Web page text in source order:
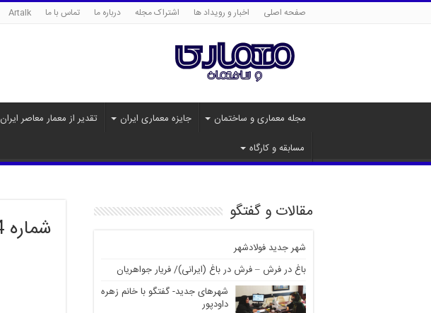
صفحه اصلی اخبار و رویداد ها اشتراک مجله درباره ما تماس با ما Artalk
مجله معماری و ساختمان جایزه معماری ایران تقدیر از معمار معاصر ایران
مسابقه و کارگاه
شماره 34 ، بهار92
مقالات و گفتگو
شهر جدید فولادشهر
باغ در فرش – فرش در باغ (ایرانی)/ فریار جواهریان
شهرهای جدید- گفتگو با خانم زهره
داودپور